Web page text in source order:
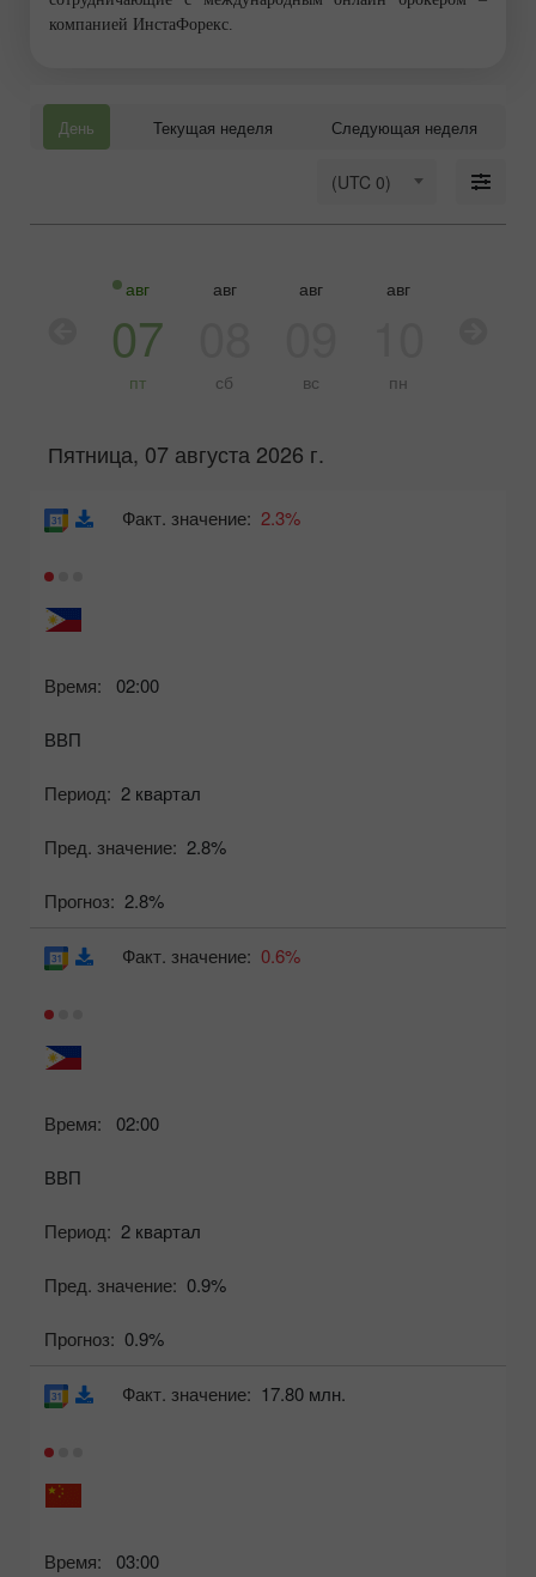
компанией ИнстаФорекс.
День Текущая неделя Следующая неделя
(UTC 0)
авг
07
пт
авг
сб
авг
вс
авг
пн
Пятница, 07 августа 2026 г.
Время: 02:00
ВВП
Период: 2 квартал
Пред. значение: 2.8%
Прогноз: 2.8%
Факт. значение: 2.3%
Время: 02:00
ВВП
Период: 2 квартал
Пред. значение: 0.9%
Прогноз: 0.9%
Факт. значение: 0.6%
Время: 03:00
Факт. значение: 17.80 млн.